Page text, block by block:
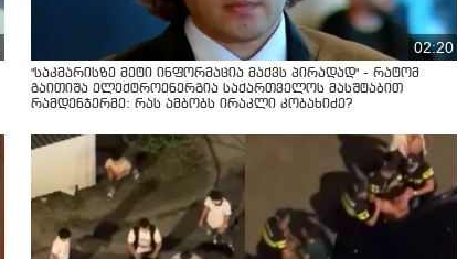
02:20
"საკმარისზე მეტი ინფორმაცია მაქვს პირადად" - რატომ
გაითიშა ელექტროენერგია საქართველოს მასშტაბით
რამდენჯერმე: რას ამბობს ირაკლი კობახიძე?